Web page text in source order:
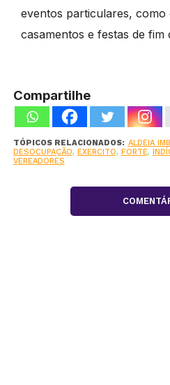
eventos particulares, como
casamentos e festas de fim
Compartilhe
TÓPICOS RELACIONADOS: ALDEIA
DESOCUPAÇÃO, EXERCITO, FORTE,
VEREADORES